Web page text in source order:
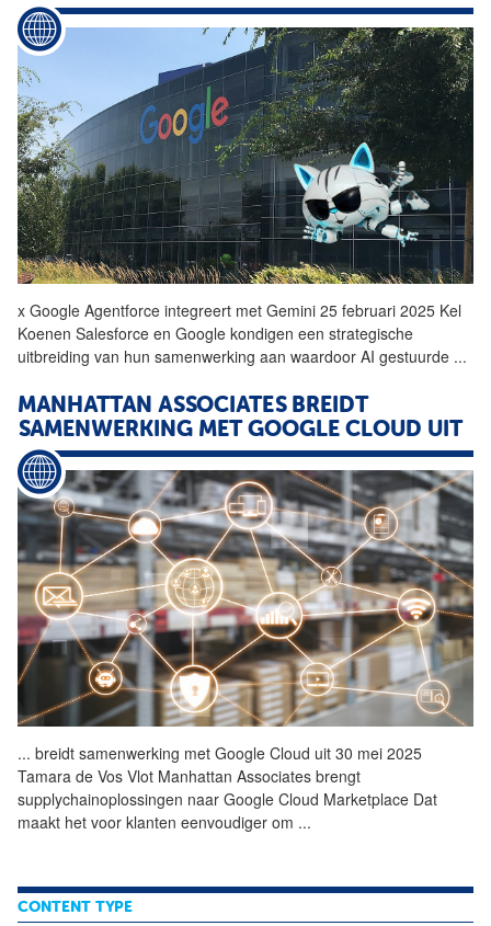
x Google Agentforce integreert met Gemini 25 februari 2025 Kel
Koenen Salesforce en Google kondigen een strategische
uitbreiding van hun samenwerking aan waardoor AI gestuurde ...
MANHATTAN ASSOCIATES BREIDT
SAMENWERKING MET GOOGLE CLOUD UIT
... breidt samenwerking met Google Cloud uit 30 mei 2025
Tamara de Vos Vlot Manhattan Associates brengt
supplychainoplossingen naar Google Cloud Marketplace Dat
maakt het voor klanten eenvoudiger om ...
SNACKBAR MIST KLANTEN DOOR GOOGLE-
MELDING 'PERMANENT GESLOTEN'